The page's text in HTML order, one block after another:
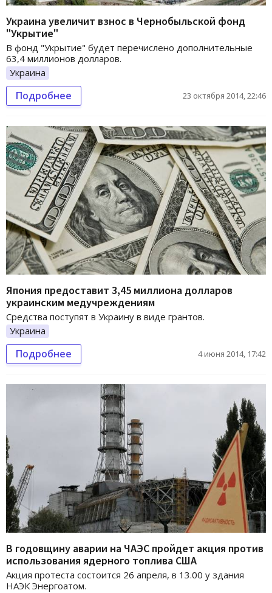
Украина увеличит взнос в Чернобыльской фонд
"Укрытие"
В фонд "Укрытие" будет перечислено дополнительные
63,4 миллионов долларов.
Украина
Подробнее 23 октября 2014, 22:46
Япония предоставит 3,45 миллиона долларов
украинским медучреждениям
Средства поступят в Украину в виде грантов.
Украина
Подробнее 4 июня 2014, 17:42
В годовщину аварии на ЧАЭС пройдет акция против
использования ядерного топлива США
Акция протеста состоится 26 апреля, в 13.00 у здания
НАЭК Энергоатом.